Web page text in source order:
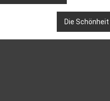
Die